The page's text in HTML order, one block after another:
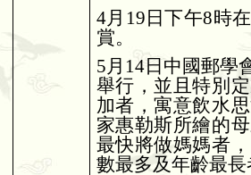
4月 19 日下午8時
賞。
5 月 14日中國郵學
舉行，並且特別
加者，寓意飲水
家惠勒斯所繪的
最快將做媽媽者
數最多及年齡最長